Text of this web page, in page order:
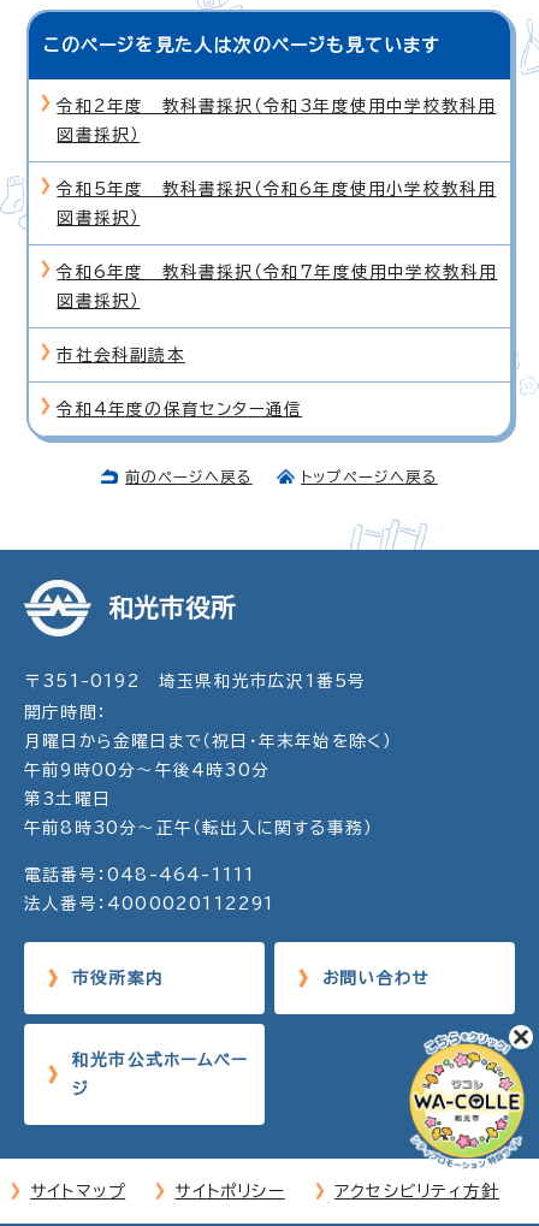
このページを見た人は次のページも見ています
令和2年度 教科書採択（令和3年度使用中学校教科用
図書採択）
令和5年度 教科書採択（令和6年度使用小学校教科用
図書採択）
令和6年度 教科書採択（令和7年度使用中学校教科用
図書採択）
市社会科副読本
令和4年度の保育センター通信
前のページへ戻る トップページへ戻る
和光市役所
〒351-0192 埼玉県和光市広沢1番5号
開庁時間：
月曜日から金曜日まで（祝日・年末年始を除く）
午前9時00分～午後4時30分
第3土曜日
午前8時30分～正午（転出入に関する事務）
電話番号：048-464-1111
法人番号：4000020112291
市役所案内 お問い合わせ
和光市公式ホームペー
ジ
サイトマップ サイトポリシー アクセシビリティ方針